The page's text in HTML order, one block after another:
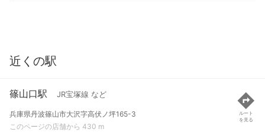
近くの駅
篠山口駅 JR宝塚線 など
兵庫県丹波篠山市大沢字高伏ノ坪165-3
このページの店舗から 430 m
ルート
を見る